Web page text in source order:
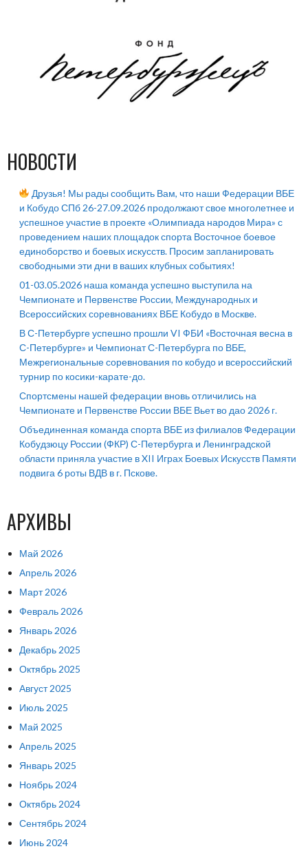
НОВОСТИ
Друзья! Мы рады сообщить Вам, что наши Федерации ВБЕ
и Кобудо СПб 26-27.09.2026 продолжают свое многолетнее и
успешное участие в проекте «Олимпиада народов Мира» с
проведением наших площадок спорта Восточное боевое
единоборство и боевых искусств. Просим запланировать
свободными эти дни в ваших клубных событиях!
01-03.05.2026 наша команда успешно выступила на
Чемпионате и Первенстве России, Международных и
Всероссийских соревнованиях ВБЕ Кобудо в Москве.
В С-Петербурге успешно прошли VI ФБИ «Восточная весна в
С-Петербурге» и Чемпионат С-Петербурга по ВБЕ,
Межрегиональные соревнования по кобудо и всероссийский
турнир по косики-карате-до.
Спортсмены нашей федерации вновь отличились на
Чемпионате и Первенстве России ВБЕ Вьет во дао 2026 г.
Объединенная команда спорта ВБЕ из филиалов Федерации
Кобудзюцу России (ФКР) С-Петербурга и Ленинградской
области приняла участие в XII Играх Боевых Искусств Памяти
подвига 6 роты ВДВ в г. Пскове.
АРХИВЫ
Май 2026
Апрель 2026
Март 2026
Февраль 2026
Январь 2026
Декабрь 2025
Октябрь 2025
Август 2025
Июль 2025
Май 2025
Апрель 2025
Январь 2025
Ноябрь 2024
Октябрь 2024
Сентябрь 2024
Июнь 2024